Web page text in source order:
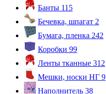
Банты 115
Бечевка, шпагат 2
Бумага, пленка 242
Коробки 99
Ленты тканные 312
Мешки, носки НГ 9
Наполнитель 38